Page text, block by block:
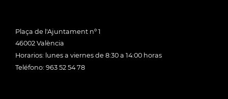
Plaça de l'Ajuntament nº 1
46002 València
Horarios: lunes a viernes de 8:30 a 14:00 horas
Teléfono: 963 52 54 78